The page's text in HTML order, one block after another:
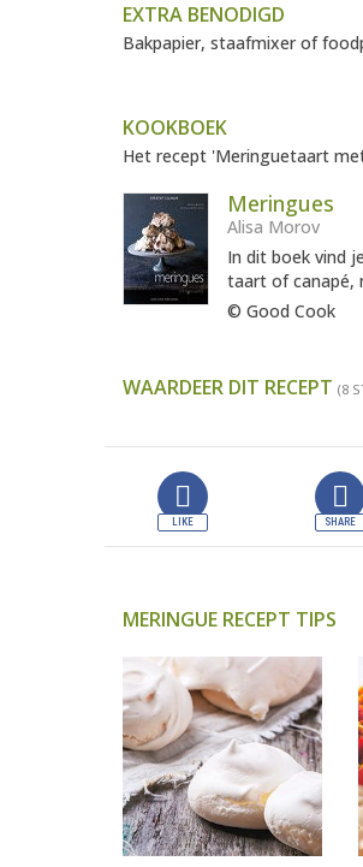
EXTRA BENODIGD
Bakpapier, staafmixer of
KOOKBOEK
Het recept 'Meringuetaart
Meringues
Alisa Morov
In dit boek vind
taart of canapé,
© Good Cook
WAARDEER DIT RECEPT (8
MERINGUE RECEPT TIPS